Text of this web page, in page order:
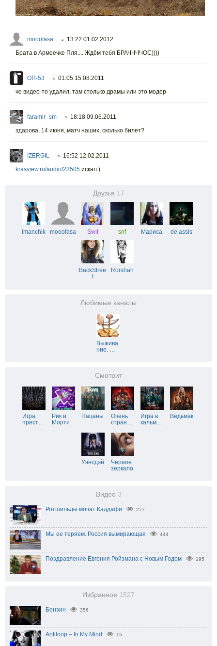
mooofasa ○ 13:22 01.02.2012
Брата в Армеечке Пля.... Ждём тебя БРАЧЧЧЧОС))))
ОП-53 ○ 01:05 15.08.2011
че видео-то удалил, там столько драмы или это модер
faramir_sm ○ 18:18 09.06.2011
здарова, 14 июня, матч наших, сколько билет?
IZERGIL ○ 16:52 12.02.2011
krasview.ru/audio/23505 искал:)
Друзья 17
imanchik mooofasa Swit snf Мариса de assis
BackStree
t
Rorshah
Любимые каналы
Выжива
ние.
Смотрит
Игра
прест
Рик и
Морти
Пацаны
Очень
стран
Игра в
кальм
Ведьмак
Уэнсдэй
Черное
зеркало
Видео 3
Ротшильды мочат Каддафи 277
Мы ее теряем. Россия вымирающая 444
Поздравление Евгения Ройзмана с Новым Годом 195
Избранное 1527
Бензин 356
Antiloop – In My Mind 15